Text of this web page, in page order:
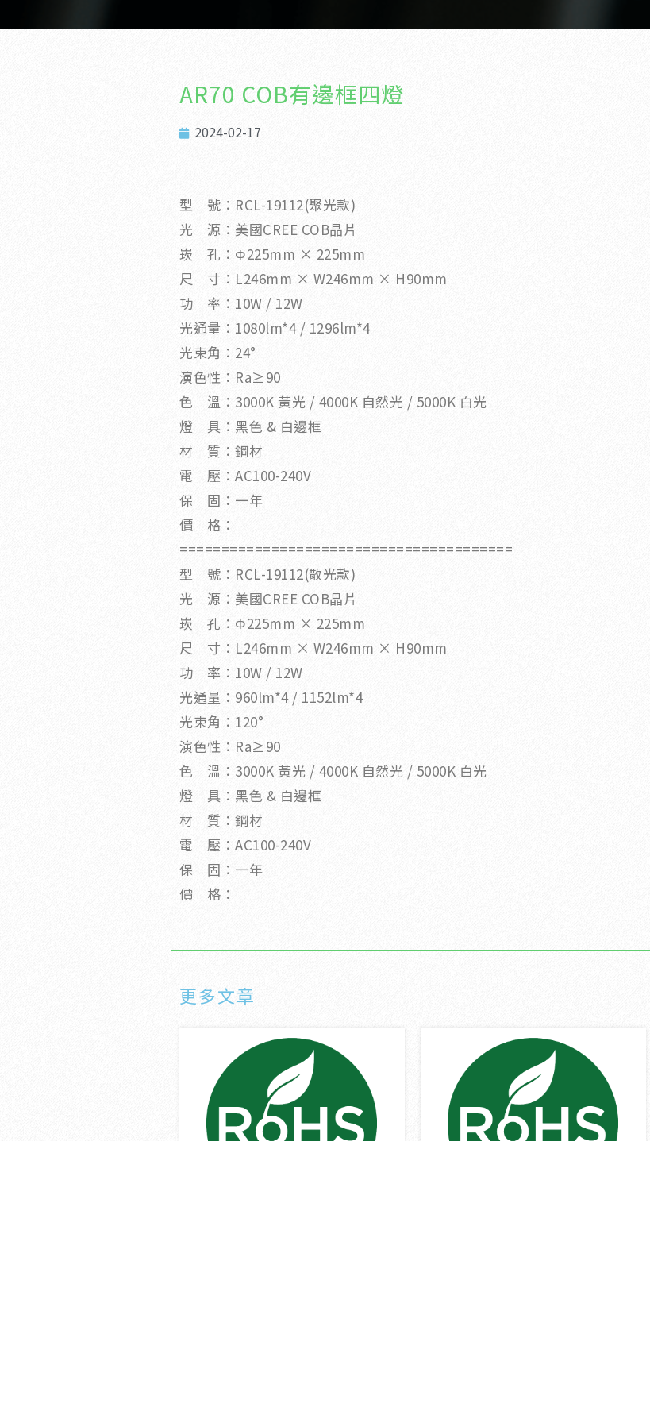
AR70 COB有邊框四燈
2024-02-17
型 號：RCL-19112(聚光款)
光 源：美國CREE COB晶片
崁 孔：Φ225mm × 225mm
尺 寸：L246mm × W246mm × H90mm
功 率：10W / 12W
光通量：1080lm*4 / 1296lm*4
光束角：24°
演色性：Ra≥90
色 溫：3000K 黃光 / 4000K 自然光 / 5000K 白光
燈 具：黑色 & 白邊框
材 質：鋼材
電 壓：AC100-240V
保 固：一年
價 格：
========================================
型 號：RCL-19112(散光款)
光 源：美國CREE COB晶片
崁 孔：Φ225mm × 225mm
尺 寸：L246mm × W246mm × H90mm
功 率：10W / 12W
光通量：960lm*4 / 1152lm*4
光束角：120°
演色性：Ra≥90
色 溫：3000K 黃光 / 4000K 自然光 / 5000K 白光
燈 具：黑色 & 白邊框
材 質：鋼材
電 壓：AC100-240V
保 固：一年
價 格：
更多文章